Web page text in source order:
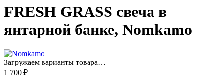
FRESH GRASS свеча в
янтарной банке, Nomkamo
Загружаем варианты товара…
1 700 ₽